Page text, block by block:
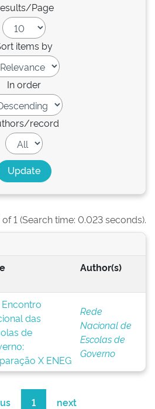
Page
items by
In order
record
of 1 (Search time: 0.023 seconds).
Author(s)
Encontro
das
de
X ENEG
Rede
Nacional de
Escolas de
Governo
1 next